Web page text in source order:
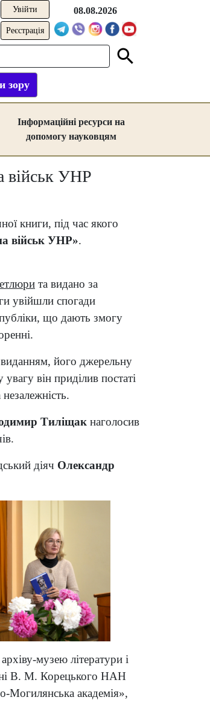
Реєстрація
08.08.2026
зору
Інформаційні ресурси на
допомогу науковцям
військ УНР
книги, під час якого
військ УНР».
та видано за
увійшли спогади
що дають змогу
його джерельну
він приділив постаті
Тиліщак наголосив
діяч Олександр
музею літератури і
В. М. Корецького НАН
Могилянська академія»,